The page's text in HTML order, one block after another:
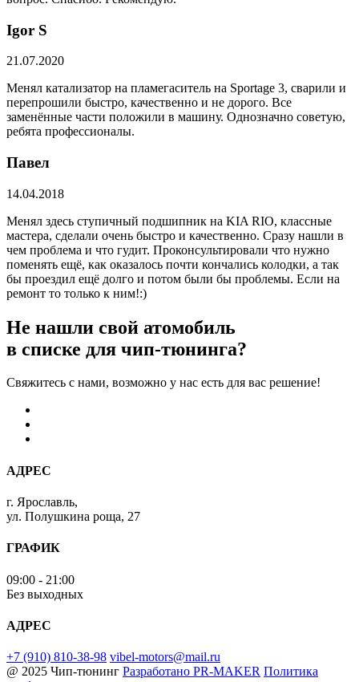
​Igor S
21.07.2020
Менял катализатор на пламегаситель на Sportage 3, сварили и
перепрошили быстро, качественно и не дорого. Все
заменённые части положили в машину. Однозначно советую,
ребята профессионалы.
Павел
14.04.2018
Менял здесь ступичный подшипник на KIA RIO, классные
мастера, сделали очень быстро и качественно. Сразу нашли в
чем проблема и что гудит. Проконсультировали что нужно
поменять ещё, как оказалось почти кончались колодки, а так
бы проездил ещё долго и потом были бы проблемы. Если на
ремонт то только к ним!:)
Не нашли свой атомобиль
в списке для чип-тюнинга?
Свяжитесь с нами, возможно у нас есть для вас решение!
АДРЕС
г. Ярославль,
ул. Полушкина роща, 27
ГРАФИК
09:00 - 21:00
Без выходных
АДРЕС
+7 (910) 810-38-98 vibel-motors@mail.ru
@ 2025 Чип-тюнинг Разработано PR-MAKER Политика